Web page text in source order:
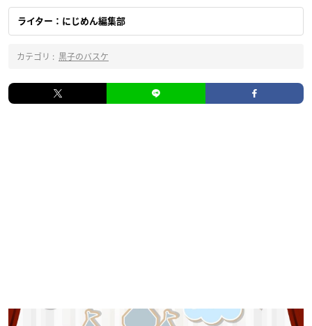
ライター：にじめん編集部
カテゴリ : 黒子のバスケ